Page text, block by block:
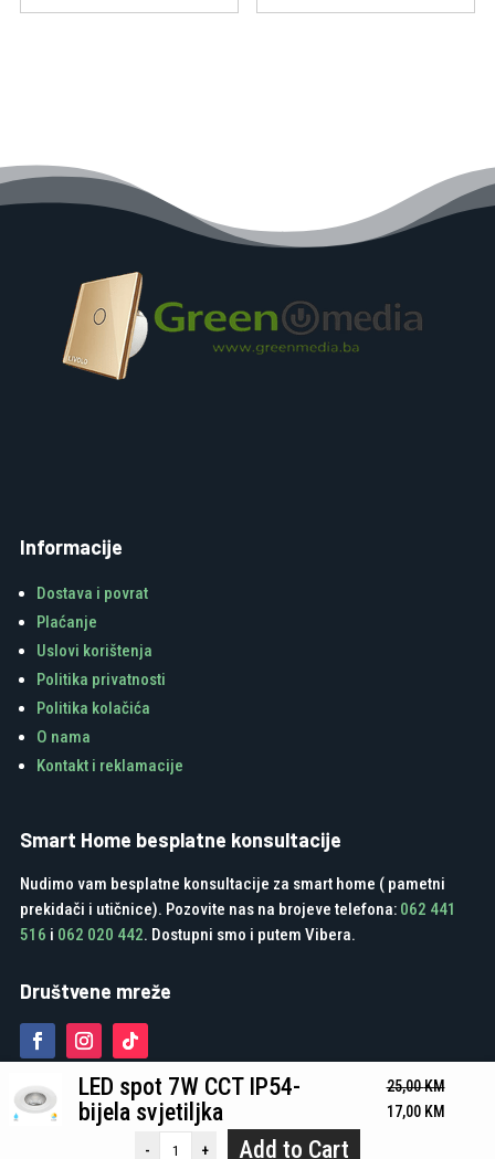
Informacije
Dostava i povrat
Plaćanje
Uslovi korištenja
Politika privatnosti
Politika kolačića
O nama
Kontakt i reklamacije
Smart Home besplatne konsultacije
Nudimo vam besplatne konsultacije za smart home ( pametni
prekidači i utičnice). Pozovite nas na brojeve telefona: 062 441
516 i 062 020 442. Dostupni smo i putem Vibera.
Društvene mreže
LED spot 7W CCT IP54-
bijela svjetiljka
25,00KM
Original
17,00 KMCurrent
- + Add to Cart